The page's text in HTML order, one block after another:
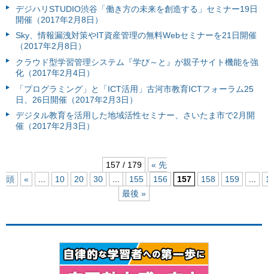
デジハリSTUDIO渋谷「働き方の未来を創造する」セミナー19日
開催（2017年2月8日）
Sky、情報漏洩対策やIT資産管理の無料Webセミナーを21日開催
（2017年2月8日）
クラウド型学習管理システム『学び～と』が親子サイト機能を強
化（2017年2月4日）
「プログラミング」と「ICT活用」古河市教育ICTフォーラム25
日、26日開催（2017年2月3日）
デジタル教育を活用した地域活性セミナー、さいたま市で2月開
催（2017年2月3日）
157 / 179
« 先
頭
« 10 20 30 155 156 157 158 159
最後 »